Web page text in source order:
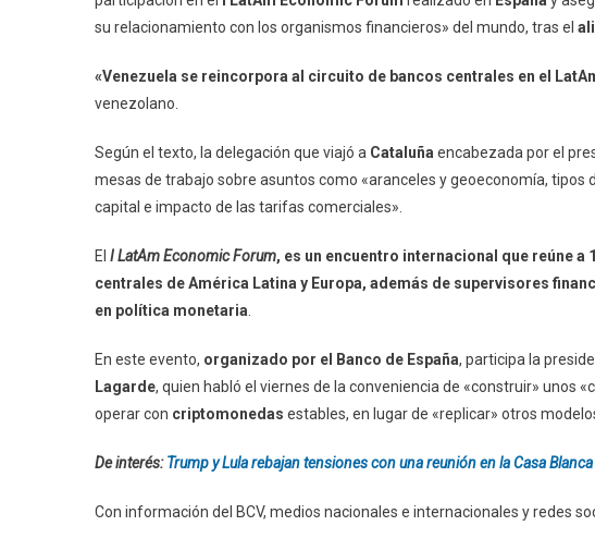
su relacionamiento con los organismos financieros» del mundo, tras el
«Venezuela se reincorpora al circuito de bancos centrales en el
venezolano.
Según el texto, la delegación que viajó a Cataluñaencabezada por el
mesas de trabajo sobre asuntos como «aranceles y geoeconomía,
capital e impacto de las tarifas comerciales».
El I LatAm Economic Forum, es un encuentro internacional que reúne
centrales de América Latina y Europa, además de supervisores
en política monetaria.
En este evento, organizado por el Banco de España, participa la
Lagarde, quien habló el viernes de la conveniencia de «construir» unos
operar con criptomonedas estables, en lugar de «replicar» otros
De interés:Trump y Lula rebajan tensiones con una reunión en la Casa Blanca
Con información del BCV, medios nacionales e internacionales y redes